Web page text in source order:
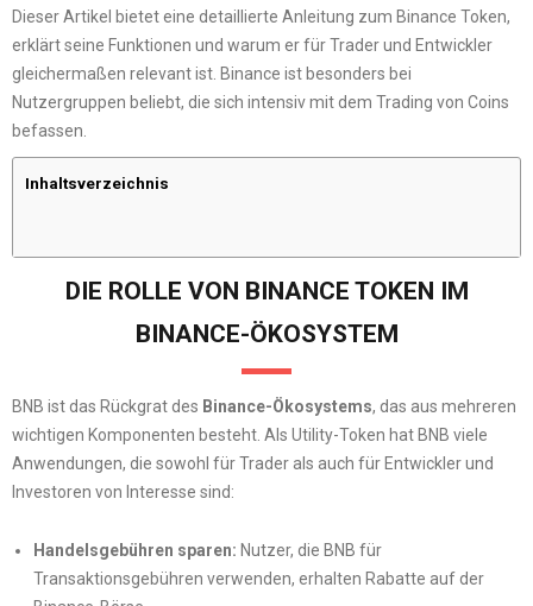
Dieser Artikel bietet eine detaillierte Anleitung zum Binance Token,
erklärt seine Funktionen und warum er für Trader und Entwickler
gleichermaßen relevant ist. Binance ist besonders bei
Nutzergruppen beliebt, die sich intensiv mit dem Trading von Coins
befassen.
Inhaltsverzeichnis
DIE ROLLE VON BINANCE TOKEN IM
BINANCE-ÖKOSYSTEM
BNB ist das Rückgrat des Binance-Ökosystems, das aus mehreren
wichtigen Komponenten besteht. Als Utility-Token hat BNB viele
Anwendungen, die sowohl für Trader als auch für Entwickler und
Investoren von Interesse sind:
Handelsgebühren sparen: Nutzer, die BNB für
Transaktionsgebühren verwenden, erhalten Rabatte auf der